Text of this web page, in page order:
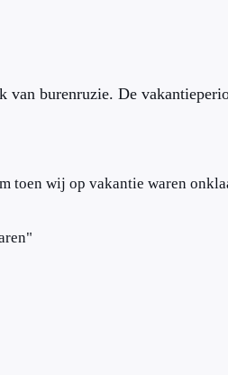
van burenruzie. De
toen wij op vakantie waren